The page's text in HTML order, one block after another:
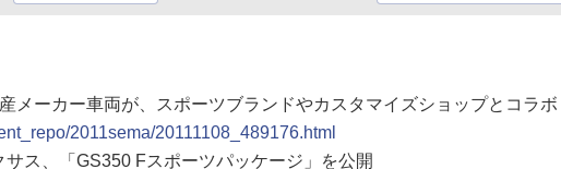
メーカー車両が、スポーツブランドやカスタマイズショップとコラボ
2011sema/20111108_489176.html
サス、「GS350 Fスポーツパッケージ」を公開